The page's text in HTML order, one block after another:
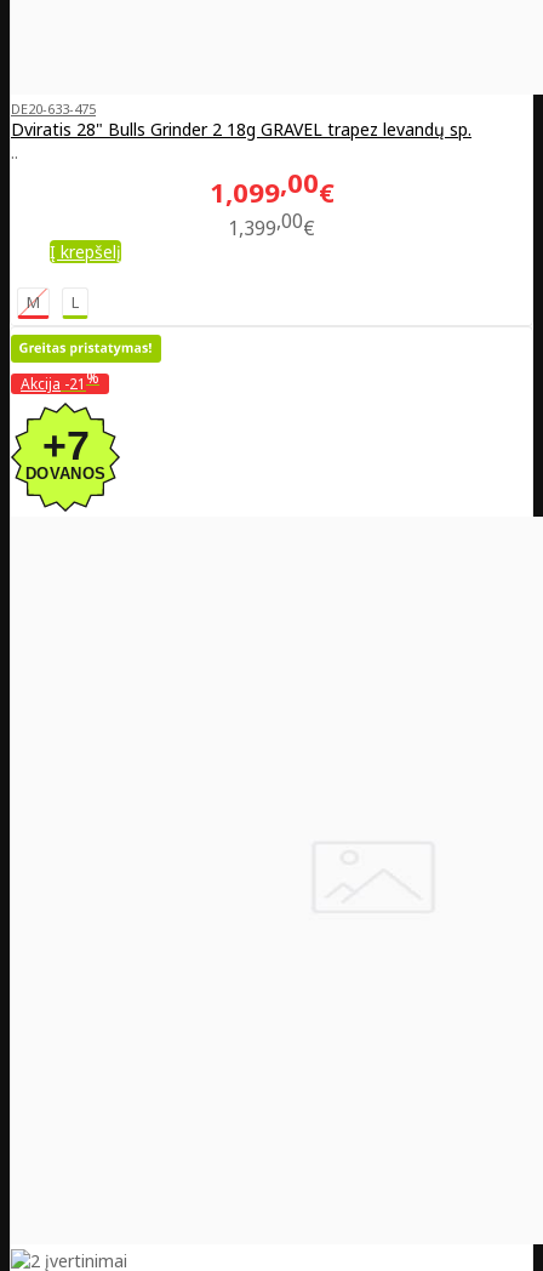
DE20-633-475
Dviratis 28" Bulls Grinder 2 18g GRAVEL trapez levandų sp.
..
1,099 00€
1,399 00€
Į krepšelį
M L
Akcija -21%